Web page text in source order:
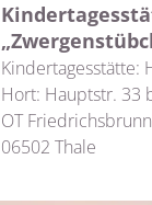
Kindertagesstätte:
Hort: Hauptstr. 33
OT Friedrichsbrunn
06502 Thale